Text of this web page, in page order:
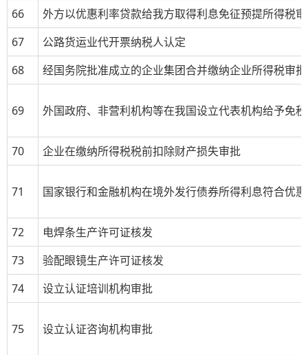
66
外方以优惠利率贷款给我方取得利息免征预提所得税
67
公路货运业代开票纳税人认定
68
经国务院批准成立的企业集团合并缴纳企业所得税审批
69 外国政府、非营利机构等在我国设立代表机构给予免
70 企业在缴纳所得税税前扣除财产损失审批
71 国家银行和金融机构在境外发行债券所得利息符合优
72
电焊条生产许可证核发
73
验配眼镜生产许可证核发
74
设立认证培训机构审批
75 设立认证咨询机构审批